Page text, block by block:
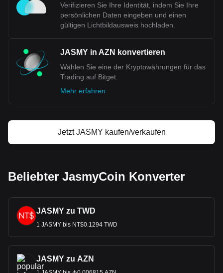
Verifizieren Sie Ihre Identität, indem Sie Ihre
persönlichen Daten eingeben und einen
gültigen Lichtbildausweis hochladen.
JASMY in AZN konvertieren
Wählen Sie eine der Kryptowährungen für das
Trading auf Bitget.
Mehr erfahren
Jetzt JASMY kaufen/verkaufen
Beliebter JasmyCoin Konverter
JASMY zu TWD
1 JASMY bis NT$0.1294 TWD
JASMY zu AZN